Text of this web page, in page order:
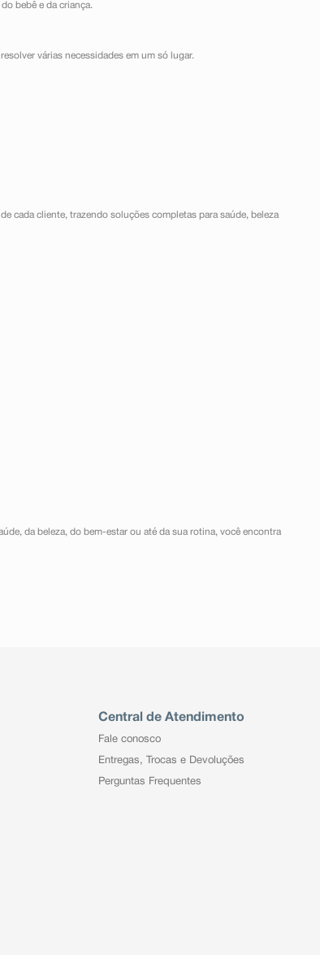
bebê e da criança.
várias necessidades em um só lugar.
cada cliente, trazendo soluções completas para saúde, beleza
da beleza, do bem-estar ou até da sua rotina, você encontra
Central de Atendimento
Fale conosco
Entregas, Trocas e Devoluções
Perguntas Frequentes